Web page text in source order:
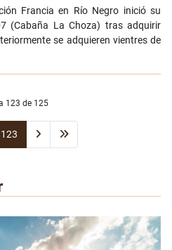
Francia en Río Negro inició su
(Cabaña La Choza) tras adquirir
se adquieren vientres de
123 de 125
123